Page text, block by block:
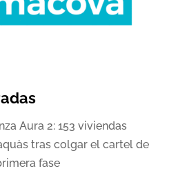
Aura 2: 153 viviendas
tras colgar el cartel de
fase